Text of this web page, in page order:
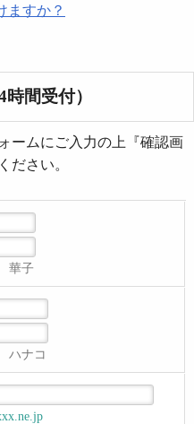
ますか？
間受付）
ームにご入力の上『確認画
ださい。
子
ナコ